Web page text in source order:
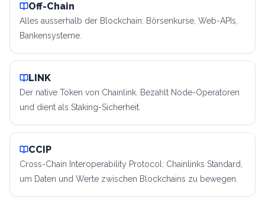
Off-Chain
Alles ausserhalb der Blockchain: Börsenkurse, Web-APIs,
Bankensysteme.
LINK
Der native Token von Chainlink. Bezahlt Node-Operatoren
und dient als Staking-Sicherheit.
CCIP
Cross-Chain Interoperability Protocol: Chainlinks Standard,
um Daten und Werte zwischen Blockchains zu bewegen.